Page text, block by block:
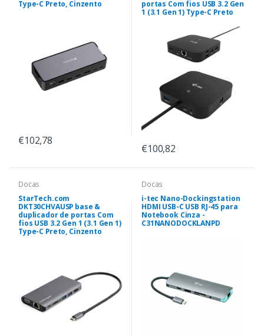
Type-C Preto, Cinzento
€102,78
portas Com fios USB 3.2 Gen
1 (3.1 Gen 1) Type-C Preto
€100,82
Docas
StarTech.com
DKT30CHVAUSP base &
duplicador de portas Com
fios USB 3.2 Gen 1 (3.1 Gen 1)
Type-C Preto, Cinzento
Docas
i-tec Nano-Dockingstation
HDMI USB-C USB RJ-45 para
Notebook Cinza -
C31NANODOCKLANPD